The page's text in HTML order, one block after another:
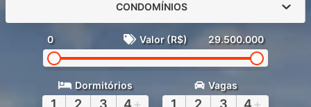
CONDOMÍNIOS
0 Valor (R$) 29.500.000
Dormitórios
1 2 3 4 +
Vagas
1 2 3 4 +